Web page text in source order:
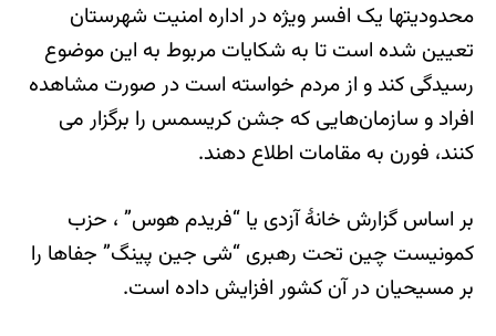
محدودیتها یک افسر ویژه در اداره امنیت شهرستان
تعیین شده است تا به شکایات مربوط به این موضوع
رسیدگی کند و از مردم خواسته است در صورت مشاهده
افراد و سازمان‌هایی که جشن کریسمس را برگزار می
کنند، فورن به مقامات اطلاع دهند.
بر اساس گزارش خانۀ آزدی یا “فریدم هوس” ، حزب
کمونیست چین تحت رهبری “شی جین پینگ” جفاها را
بر مسیحیان در آن‌ کشور افزایش داده است.